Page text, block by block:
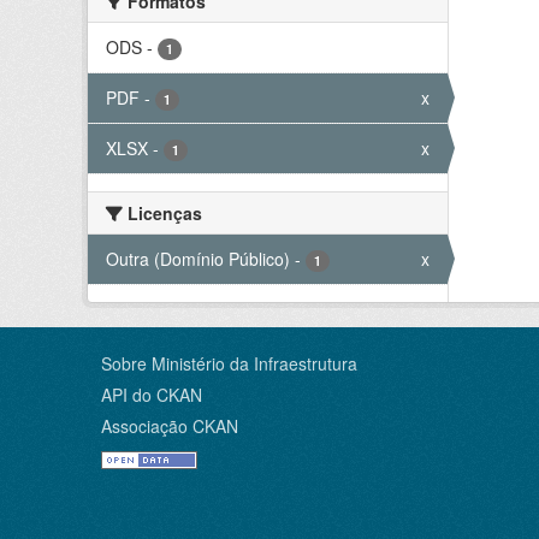
ODS - 1
PDF - 1 x
XLSX - 1 x
Licenças
Outra (Domínio Público) - 1 x
Sobre Ministério da Infraestrutura
API do CKAN
Associação CKAN